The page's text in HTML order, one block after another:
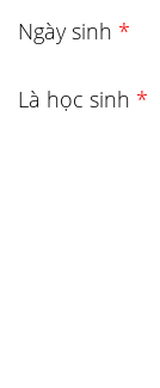
Ngày sinh *
Là học sinh *